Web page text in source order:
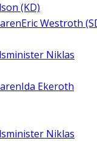
(KD)
Eric Westroth
Niklas
Ida Ekeroth
Niklas